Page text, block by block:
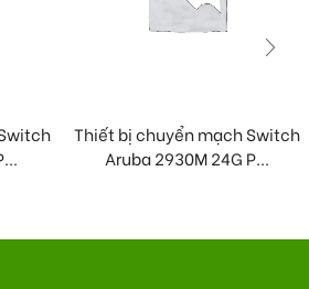
Thiết bị chuyển mạch Switch
Aruba 2930M 24G P...